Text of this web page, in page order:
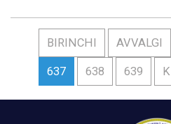
BIRINCHI AVVALGI
637 638 639